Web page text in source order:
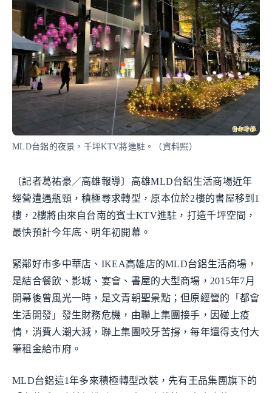
MLD台鋁的夜景，千坪KTV將進駐。（資料照）
〔記者葛祐豪／高雄報導〕高雄MLD台鋁生活商場近年
經營遭遇瓶頸，積極尋求轉型，原本位於2樓的書屋移到1
樓，2樓將由來自台南的賓士KTV進駐，打造千坪空間，
最快預計今年底、明年初開幕。
緊鄰好市多中華店、IKEA高雄店的MLD台鋁生活商場，
是結合餐飲、影城、宴會、書屋的大型商場，2015年7月
開幕後曾風光一時，是文青朝聖景點；但原經營的「都會
生活開發」發生財務危機，由聯上集團接手，因碰上疫
情，消費人潮大減，聯上集團咬牙苦撐，每年還得支付大
筆租金給市府。
MLD台鋁這1年多來積極轉型改裝，先有王品集團旗下的